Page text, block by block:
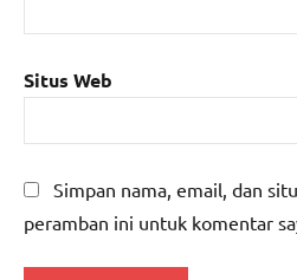
Situs Web
Simpan nama, email, dan
peramban ini untuk komentar